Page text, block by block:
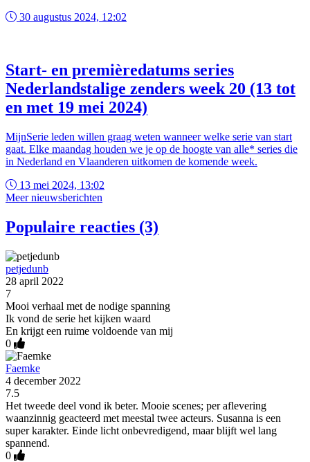
30 augustus 2024, 12:02
Start- en premièredatums series
Nederlandstalige zenders week 20 (13 tot
en met 19 mei 2024)
MijnSerie leden willen graag weten wanneer welke serie van start
gaat. Elke maandag houden we je op de hoogte van alle* series die
in Nederland en Vlaanderen uitkomen de komende week.
13 mei 2024, 13:02
Meer nieuwsberichten
Populaire reacties (3)
petjedunb
28 april 2022
7
Mooi verhaal met de nodige spanning
Ik vond de serie het kijken waard
En krijgt een ruime voldoende van mij
0
Faemke
4 december 2022
7.5
Het tweede deel vond ik beter. Mooie scenes; per aflevering
waanzinnig geacteerd met meestal twee acteurs. Susanna is een
super karakter. Einde licht onbevredigend, maar blijft wel lang
spannend.
0